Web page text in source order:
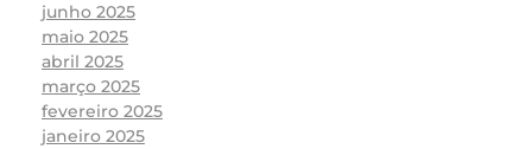
junho 2025
maio 2025
abril 2025
março 2025
fevereiro 2025
janeiro 2025